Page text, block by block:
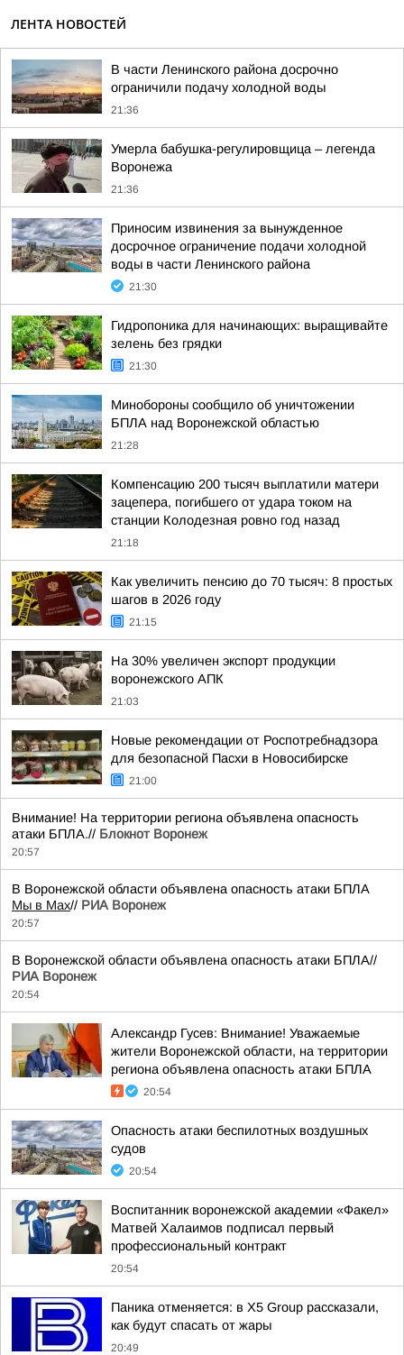
ЛЕНТА НОВОСТЕЙ
В части Ленинского района досрочно
ограничили подачу холодной воды
21:36
Умерла бабушка-регулировщица – легенда
Воронежа
21:36
Приносим извинения за вынужденное
досрочное ограничение подачи холодной
воды в части Ленинского района
21:30
Гидропоника для начинающих: выращивайте
зелень без грядки
21:30
Минобороны сообщило об уничтожении
БПЛА над Воронежской областью
21:28
Компенсацию 200 тысяч выплатили матери
зацепера, погибшего от удара током на
станции Колодезная ровно год назад
21:18
Как увеличить пенсию до 70 тысяч: 8 простых
шагов в 2026 году
21:15
На 30% увеличен экспорт продукции
воронежского АПК
21:03
Новые рекомендации от Роспотребнадзора
для безопасной Пасхи в Новосибирске
21:00
Внимание! На территории региона объявлена опасность
атаки БПЛА.// Блокнот Воронеж
20:57
В Воронежской области объявлена опасность атаки БПЛА
Мы в Мах// РИА Воронеж
20:57
В Воронежской области объявлена опасность атаки БПЛА//
РИА Воронеж
20:54
Александр Гусев: Внимание! Уважаемые
жители Воронежской области, на территории
региона объявлена опасность атаки БПЛА
20:54
Опасность атаки беспилотных воздушных
судов
20:54
Воспитанник воронежской академии «Факел»
Матвей Халаимов подписал первый
профессиональный контракт
20:54
Паника отменяется: в X5 Group рассказали,
как будут спасать от жары
20:49